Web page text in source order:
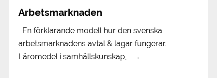
Arbetsmarknaden
En förklarande modell hur den svenska
arbetsmarknadens avtal & lagar fungerar.
Läromedel i samhällskunskap, →